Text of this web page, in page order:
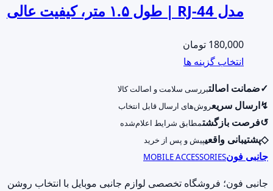
ها
است
در
صفحه
محصول
انتخاب
شوند
مدل RJ-44 | طول ۱.۵ متر، کیفیت عالی
180,000 تومان
انتخاب گزینه ها
دارای
انواع
مختلفی
می
باشد.
گزینه
✓ضمانت اصالتبررسی سلامت و اصالت کالا
↯ارسال سریعروش‌های ارسال قابل انتخاب
↺فرصت بازگشتمطابق شرایط اعلام‌شده
◇پشتیبانی واقعیپیش و پس از خرید
جانبی فونMOBILE ACCESSORIES
جانبی فون؛ فروشگاه تخصصی لوازم جانبی موبایل با انتخاب روشن